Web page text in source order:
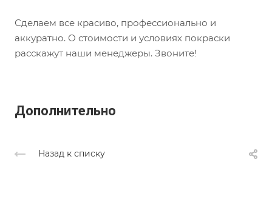
Сделаем все красиво, профессионально и
аккуратно. О стоимости и условиях покраски
расскажут наши менеджеры. Звоните!
Дополнительно
Назад к списку